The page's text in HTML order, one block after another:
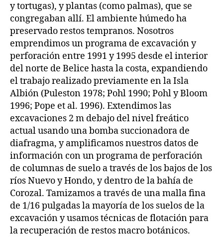
y tortugas), y plantas (como palmas), que se
congregaban allí. El ambiente húmedo ha
preservado restos tempranos. Nosotros
emprendimos un programa de excavación y
perforación entre 1991 y 1995 desde el interior
del norte de Belice hasta la costa, expandiendo
el trabajo realizado previamente en la Isla
Albión (Puleston 1978; Pohl 1990; Pohl y Bloom
1996; Pope et al. 1996). Extendimos las
excavaciones 2 m debajo del nivel freático
actual usando una bomba succionadora de
diafragma, y amplificamos nuestros datos de
información con un programa de perforación
de columnas de suelo a través de los bajos de los
ríos Nuevo y Hondo, y dentro de la bahía de
Corozal. Tamizamos a través de una malla fina
de 1/16 pulgadas la mayoría de los suelos de la
excavación y usamos técnicas de flotación para
la recuperación de restos macro botánicos.